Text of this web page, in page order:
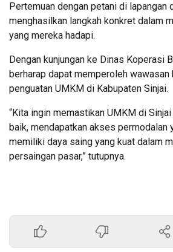
Pertemuan dengan petani di lapangan
menghasilkan langkah konkret dalam
yang mereka hadapi.
Dengan kunjungan ke Dinas Koperasi
berharap dapat memperoleh wawasan
penguatan UMKM di Kabupaten Sinjai.
“Kita ingin memastikan UMKM di
baik, mendapatkan akses permodalan
memiliki daya saing yang kuat dalam
persaingan pasar,” tutupnya.